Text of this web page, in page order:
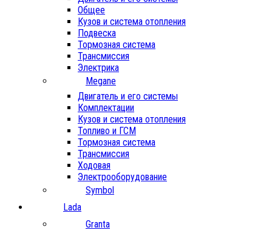
Общее
Кузов и система отопления
Подвеска
Тормозная система
Трансмиссия
Электрика
Megane
Двигатель и его системы
Комплектации
Кузов и система отопления
Топливо и ГСМ
Тормозная система
Трансмиссия
Ходовая
Электрооборудование
Symbol
Lada
Granta